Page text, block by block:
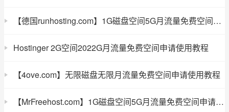
【德国runhosting.com】1G磁盘空间5G月流量免费空间申请使用教程
Hostinger 2G空间2022G月流量免费空间申请使用教程
【4ove.com】无限磁盘无限月流量免费空间申请使用教程
【MrFreehost.com】1G磁盘空间5G月流量免费空间申请使用教程